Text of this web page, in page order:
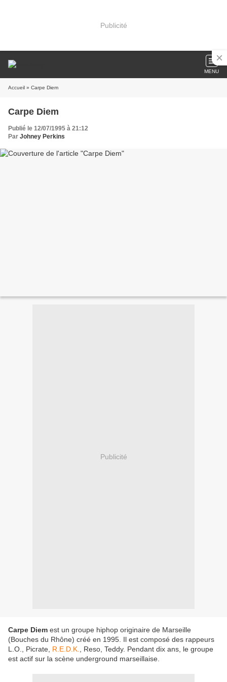
Publicité
MENU
Accueil » Carpe Diem
Carpe Diem
Publié le 12/07/1995 à 21:12
Par Johney Perkins
Publicité
Carpe Diem est un groupe hiphop originaire de Marseille
(Bouches du Rhône) créé en 1995. Il est composé des rappeurs
L.O., Picrate, R.E.D.K.
, Reso, Teddy. Pendant dix ans, le groupe
est actif sur la scène underground marseillaise.